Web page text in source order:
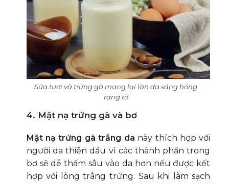
Sữa tươi và trứng gà mang lại làn da sáng hồng
rạng rỡ
4. Mặt nạ trứng gà và bơ
Mặt nạ trứng gà trắng da này thích hợp với
người da thiên dầu vì các thành phần trong
bơ sẽ dễ thấm sâu vào da hơn nếu được kết
hợp với lòng trắng trứng. Sau khi làm sạch